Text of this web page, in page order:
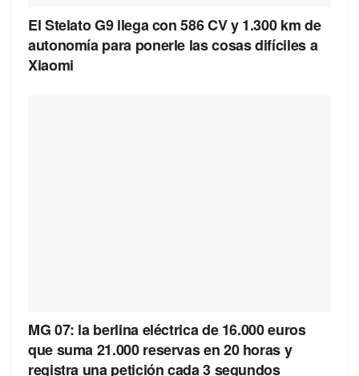
El Stelato G9 llega con 586 CV y 1.300 km de
autonomía para ponerle las cosas difíciles a
Xiaomi
MG 07: la berlina eléctrica de 16.000 euros
que suma 21.000 reservas en 20 horas y
registra una petición cada 3 segundos